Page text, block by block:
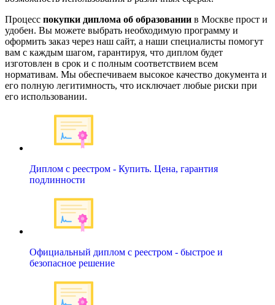
Процесс покупки диплома об образовании в Москве прост и
удобен. Вы можете выбрать необходимую программу и
оформить заказ через наш сайт, а наши специалисты помогут
вам с каждым шагом, гарантируя, что диплом будет
изготовлен в срок и с полным соответствием всем
нормативам. Мы обеспечиваем высокое качество документа и
его полную легитимность, что исключает любые риски при
его использовании.
Диплом с реестром - Купить. Цена, гарантия
подлинности
Официальный диплом с реестром - быстрое и
безопасное решение